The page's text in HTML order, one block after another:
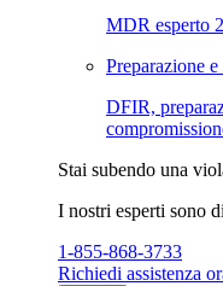
MDR esperto
Preparazione
DFIR,
Stai subendo una
I nostri esperti sono
1-855-868-3733
Richiedi assistenza